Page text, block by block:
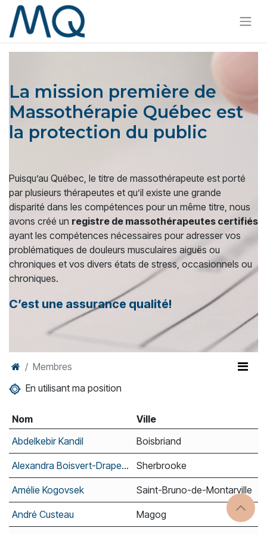
La mission première de
Massothérapie Québec est
la protection du public
Puisqu’au Québec, le titre de massothérapeute est porté
par plusieurs thérapeutes et qu’il existe une grande
disparité dans les compétences pour un même titre, nous
avons créé un registre de massothérapeutes certifiés
ayant les compétences nécessaires pour adresser vos
problématiques de douleurs musculaires aiguës ou
chroniques et vos divers états de stress, occasionnels ou
chroniques.
C’est une assurance qualité!
Membres
En utilisant ma position
Nom
Ville
Abdelkebir Kandil
Boisbriand
Alexandra Boisvert-Drapeau Sherbrooke
Amélie Kogovsek Saint-Bruno-de-Montarville
André Custeau Magog